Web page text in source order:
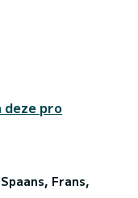
deze pro
Frans,